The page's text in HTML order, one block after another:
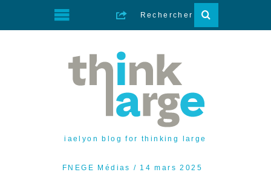
iaelyon blog for thinking large
FNEGE Médias 14 mars 2025